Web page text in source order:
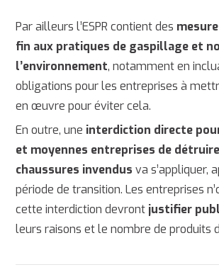
Par ailleurs l’ESPR contient des
fin aux pratiques de gaspillage et
l’environnement, notamment en
obligations pour les entreprises à
en œuvre pour éviter cela.
En outre, une interdiction directe
et moyennes entreprises de
chaussures invendus va s’appliquer,
période de transition. Les entreprises
cette interdiction devront justifier
leurs raisons et le nombre de produits